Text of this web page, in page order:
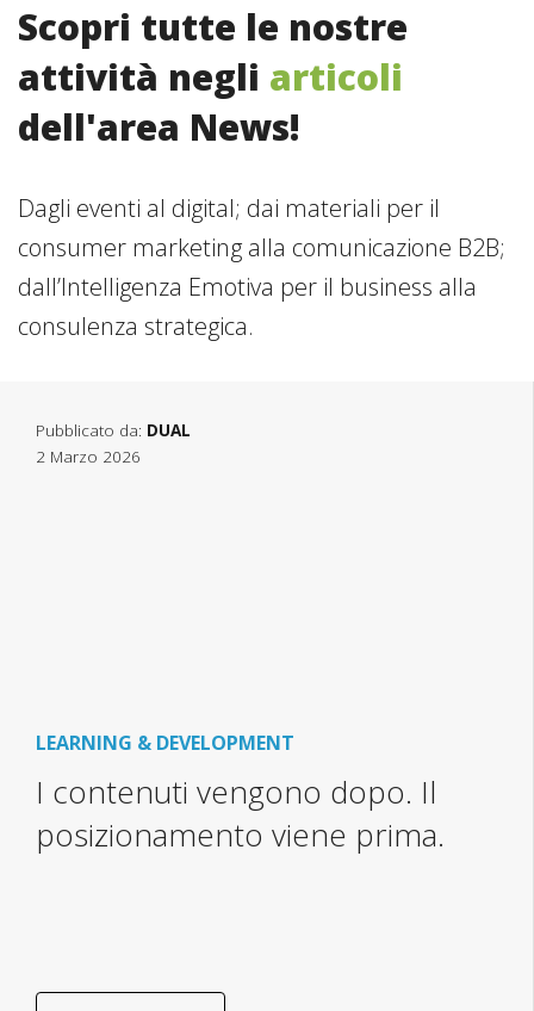
Scopri tutte le nostre
attività negli articoli
dell'area News!
Dagli eventi al digital; dai materiali per il
consumer marketing alla comunicazione B2B;
dall’Intelligenza Emotiva per il business alla
consulenza strategica.
Pubblicato da: DUAL
2 Marzo 2026
LEARNING & DEVELOPMENT
I contenuti vengono dopo. Il
posizionamento viene prima.